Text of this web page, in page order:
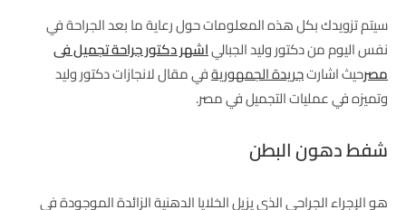
سيتم تزويدك بكل هذه المعلومات حول رعاية ما بعد الجراحة في
نفس اليوم من دكتور وليد الجبالياشهر دكتور جراحة تجميل فى
مصرحيث اشارتجريدة الجمهوريةفي مقال لانجازات دكتور وليد
وتميزه في عمليات التجميل في مصر.
شفط دهون البطن
هو الإجراء الجراحي الذي يزيل الخلايا الدهنية الزائدة الموجودة في